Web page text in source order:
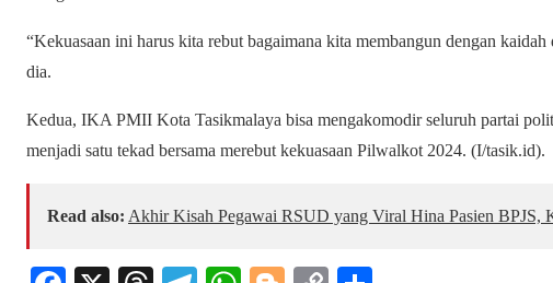
“Kekuasaan ini harus kita rebut bagaimana kita membangun dengan
dia.
Kedua, IKA PMII Kota Tasikmalaya bisa mengakomodir seluruh partai
menjadi satu tekad bersama merebut kekuasaan Pilwalkot 2024. (I/tasik.id).
Read also: Akhir Kisah Pegawai RSUD yang Viral Hina Pasien BPJS,